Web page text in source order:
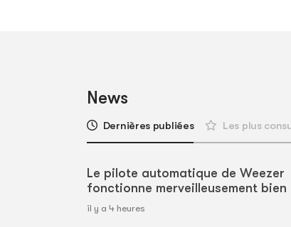
News
Dernières publiées Les plus
Le pilote automatique de Weezer
fonctionne merveilleusement bien
il y a 4 heures